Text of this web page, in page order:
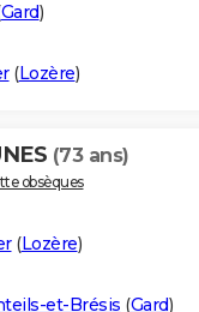
Gard)
(Lozère)
(73 ans)
obsèques
(Lozère)
et-Brésis (Gard)